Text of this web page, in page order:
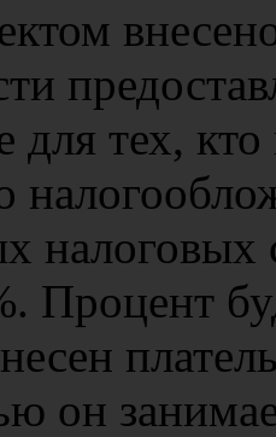
для тех,
налоговых
Процент
он